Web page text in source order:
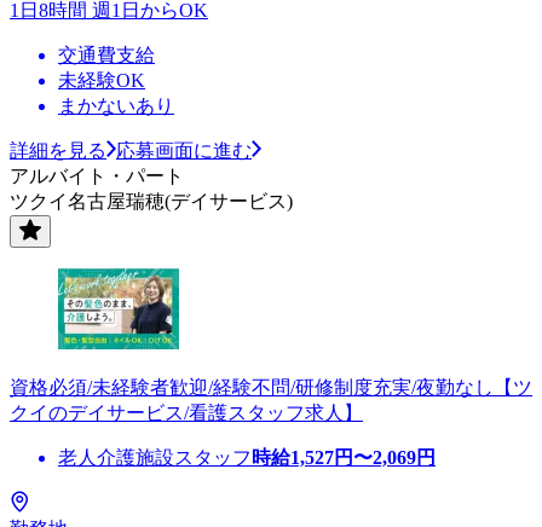
1日8時間 週1日からOK
交通費支給
未経験OK
まかないあり
詳細を見る
応募画面に進む
アルバイト・パート
ツクイ名古屋瑞穂(デイサービス)
資格必須/未経験者歓迎/経験不問/研修制度充実/夜勤なし【ツ
クイのデイサービス/看護スタッフ求人】
老人介護施設スタッフ 時給1,527円〜2,069円